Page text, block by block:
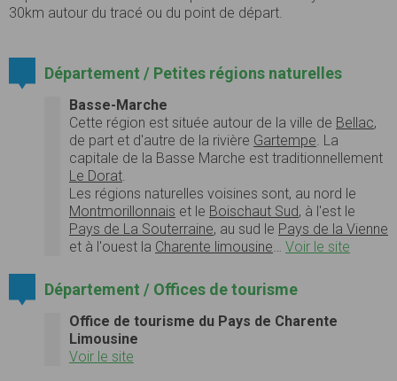
30km autour du tracé ou du point de départ.
Département / Petites régions naturelles
Basse-Marche
Cette région est située autour de la ville de Bellac,
de part et d'autre de la rivière Gartempe . La
capitale de la Basse Marche est traditionnellement
Le Dorat
Les régions naturelles voisines sont, au nord le
Montmorillonnais et le Boischaut Sud, à l'est le
Pays de La Souterraine, au sud le Pays de la Vienne
et à l'ouest la Charente limousine Voir le site
Département / Offices de tourisme
Office de tourisme du Pays de Charente
Limousine
Voir le site